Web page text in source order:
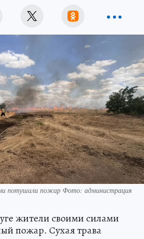
потушили пожар Фото: администрация
жители своими силами
пожар. Сухая трава